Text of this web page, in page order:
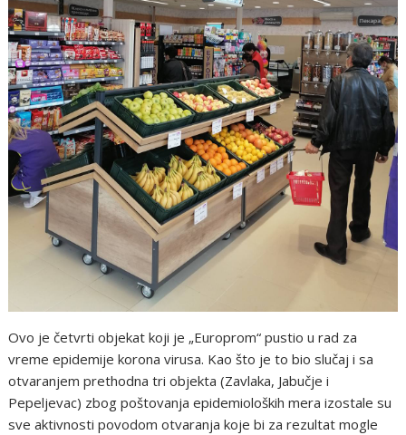
Ovo je četvrti objekat koji je „Europrom“ pustio u rad za
vreme epidemije korona virusa. Kao što je to bio slučaj i sa
otvaranjem prethodna tri objekta (Zavlaka, Jabučje i
Pepeljevac) zbog poštovanja epidemioloških mera izostale su
sve aktivnosti povodom otvaranja koje bi za rezultat mogle